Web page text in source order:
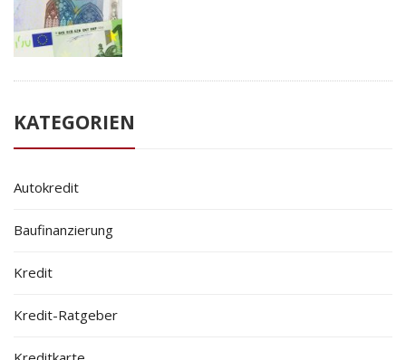
KATEGORIEN
Autokredit
Baufinanzierung
Kredit
Kredit-Ratgeber